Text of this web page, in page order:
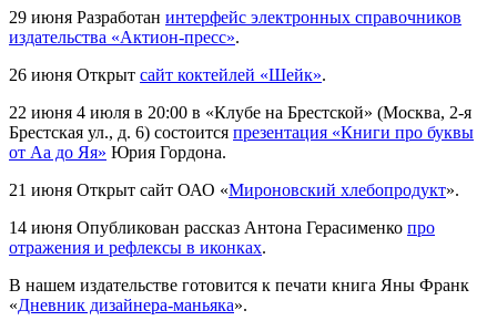
29 июня Разработан интерфейс электронных справочников
издательства «Актион-пресс».
26 июня Открыт сайт коктейлей «Шейк».
22 июня 4 июля в 20:00 в «Клубе на Брестской» (Москва, 2-я
Брестская ул., д. 6) состоится презентация «Книги про буквы
от Аа до Яя» Юрия Гордона.
21 июня Открыт сайт ОАО «Мироновский хлебопродукт».
14 июня Опубликован рассказ Антона Герасименко про
отражения и рефлексы в иконках.
В нашем издательстве готовится к печати книга Яны Франк
«Дневник дизайнера-маньяка».